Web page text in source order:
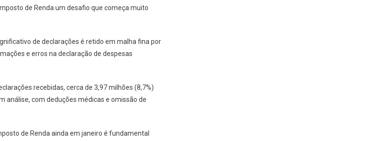
de Renda um desafio que começa muito
de declarações é retido em malha fina por
e erros na declaração de despesas
recebidas, cerca de 3,97 milhões (8,7%)
análise, com deduções médicas e omissão de
de Renda ainda em janeiro é fundamental